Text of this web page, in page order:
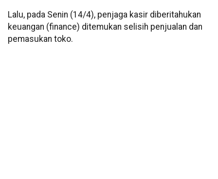
Lalu, pada Senin (14/4), penjaga kasir diberitahukan
keuangan (finance) ditemukan selisih penjualan dan
pemasukan toko.